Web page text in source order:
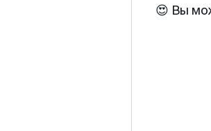
😍 Вы